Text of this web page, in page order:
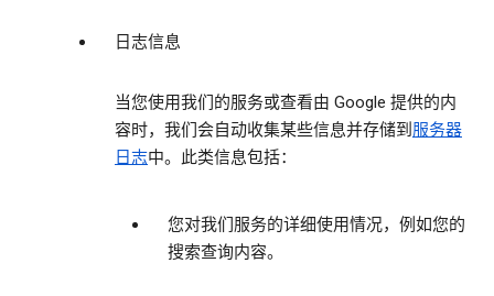
日志信息
当您使用我们的服务或查看由 Google 提供的内
容时，我们会自动收集某些信息并存储到 服务器
日志中。此类信息包括：
您对我们服务的详细使用情况，例如您的
搜索查询内容。